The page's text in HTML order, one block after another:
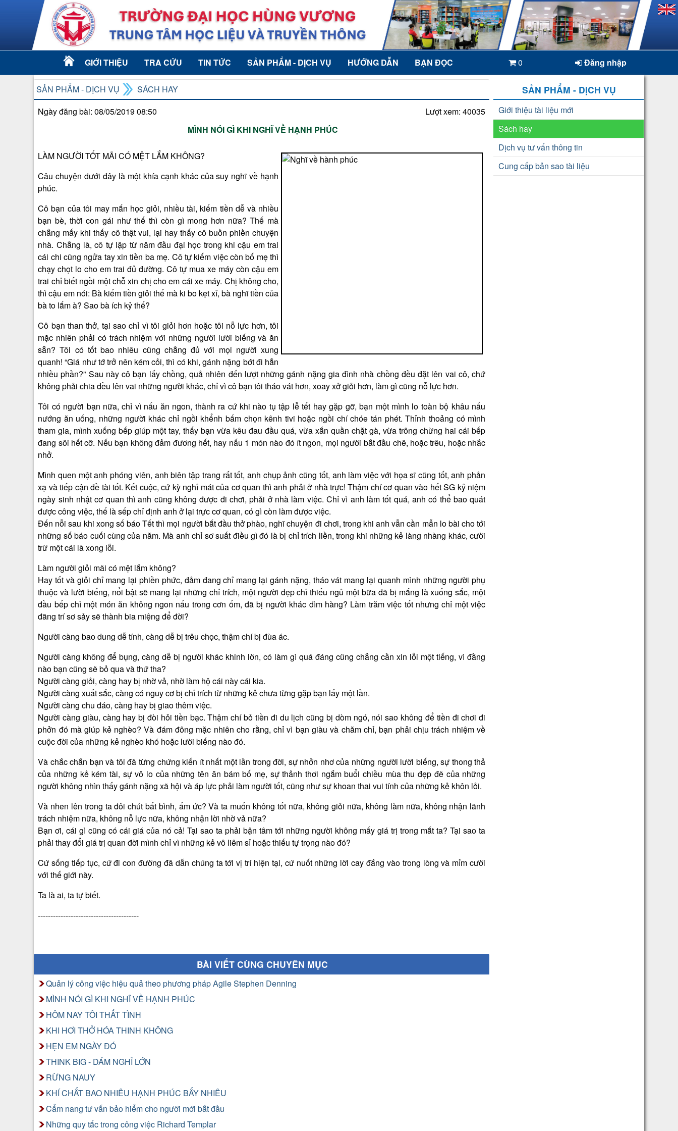
GIỚI THIỆU TRA CỨU TIN TỨC SẢN PHẨM - DỊCH VỤ HƯỚNG DẪN BẠN ĐỌC 0 Đăng nhập
SẢN PHẨM - DỊCH VỤ
SÁCH HAY
Ngày đăng bài: 08/05/2019 08:50
Lượt xem: 40035
MÌNH NÓI GÌ KHI NGHĨ VỀ HẠNH PHÚC
LÀM NGƯỜI TỐT MÃI CÓ MỆT LẮM KHÔNG?
Câu chuyện dưới đây là một khía cạnh khác của suy nghĩ về hạnh
phúc.
Cô bạn của tôi may mắn học giỏi, nhiều tài, kiếm tiền dễ và nhiều
bạn bè, thời con gái như thế thì còn gì mong hơn nữa? Thế mà
chẳng mấy khi thấy cô thật vui, lại hay thấy cô buồn phiền chuyện
nhà. Chẳng là, cô tự lập từ năm đầu đại học trong khi cậu em trai
cái chi cũng ngửa tay xin tiền ba mẹ. Cô tự kiếm việc còn bố mẹ thì
chạy chọt lo cho em trai đủ đường. Cô tự mua xe máy còn cậu em
trai chỉ biết ngồi một chỗ xin chị cho em cái xe máy. Chị không cho,
thì cậu em nói: Bà kiếm tiền giỏi thế mà ki bo kẹt xỉ, bà nghĩ tiền của
bà to lắm à? Sao bà ích kỷ thế?
Cô bạn than thở, tại sao chỉ vì tôi giỏi hơn hoặc tôi nỗ lực hơn, tôi
mặc nhiên phải có trách nhiệm với những người lười biếng và ăn
sẵn? Tôi có tốt bao nhiêu cũng chẳng đủ với mọi người xung
quanh! “Giá như tớ trở nên kém cỏi, thì có khi, gánh nặng bớt đi hẳn
nhiều phần?” Sau này cô bạn lấy chồng, quả nhiên đến lượt những gánh nặng gia đình nhà chồng đều đặt lên vai cô, chứ
không phải chia đều lên vai những người khác, chỉ vì cô bạn tôi tháo vát hơn, xoay xở giỏi hơn, làm gì cũng nỗ lực hơn.
Tôi có người bạn nữa, chỉ vì nấu ăn ngon, thành ra cứ khi nào tụ tập lễ tết hay gặp gỡ, bạn một mình lo toàn bộ khâu nấu
nướng ăn uống, những người khác chỉ ngồi khểnh bấm chọn kênh tivi hoặc ngồi chí chóe tán phét. Thỉnh thoảng có mình
tham gia, mình xuống bếp giúp một tay, thấy bạn vừa kêu đau đầu quá, vừa xắn quần chặt gà, vừa trông chừng hai cái bếp
đang sôi hết cỡ. Nếu bạn không đảm đương hết, hay nấu 1 món nào đó ít ngon, mọi người bắt đầu chê, hoặc trêu, hoặc nhắc
nhở.
Mình quen một anh phóng viên, anh biên tập trang rất tốt, anh chụp ảnh cũng tốt, anh làm việc với họa sĩ cũng tốt, anh phản
xạ và tiếp cận đề tài tốt. Kết cuộc, cứ kỳ nghỉ mát của cơ quan thì anh phải ở nhà trực! Thậm chí cơ quan vào hết SG kỷ niệm
ngày sinh nhật cơ quan thì anh cũng không được đi chơi, phải ở nhà làm việc. Chỉ vì anh làm tốt quá, anh có thể bao quát
được công việc, thế là sếp chỉ định anh ở lại trực cơ quan, có gì còn làm được việc.
Đến nỗi sau khi xong số báo Tết thì mọi người bắt đầu thở phào, nghĩ chuyện đi chơi, trong khi anh vẫn cần mẫn lo bài cho tới
những số báo cuối cùng của năm. Mà anh chỉ sơ suất điều gì đó là bị chỉ trích liền, trong khi những kẻ làng nhàng khác, cười
trừ một cái là xong lỗi.
Làm người giỏi mãi có mệt lắm không?
Hay tốt và giỏi chỉ mang lại phiền phức, đảm đang chỉ mang lại gánh nặng, tháo vát mang lại quanh mình những người phụ
thuộc và lười biếng, nổi bật sẽ mang lại những chỉ trích, một người đẹp chỉ thiếu ngủ một bữa đã bị mắng là xuống sắc, một
đầu bếp chỉ một món ăn không ngon nấu trong cơn ốm, đã bị người khác dìm hàng? Làm trăm việc tốt nhưng chỉ một việc
đãng trí sơ sảy sẽ thành bia miệng để đời?
Người càng bao dung dễ tính, càng dễ bị trêu chọc, thậm chí bị đùa ác.
Người càng không để bụng, càng dễ bị người khác khinh lờn, có làm gì quá đáng cũng chẳng cần xin lỗi một tiếng, vì đằng
nào bạn cũng sẽ bỏ qua và thứ tha?
Người càng giỏi, càng hay bị nhờ vả, nhờ làm hộ cái này cái kia.
Người càng xuất sắc, càng có nguy cơ bị chỉ trích từ những kẻ chưa từng gặp bạn lấy một lần.
Người càng chu đáo, càng hay bị giao thêm việc.
Người càng giàu, càng hay bị đòi hỏi tiền bạc. Thậm chí bỏ tiền đi du lịch cũng bị dòm ngó, nói sao không để tiền đi chơi đi
phởn đó mà giúp kẻ nghèo? Và đám đông mặc nhiên cho rằng, chỉ vì bạn giàu và chăm chỉ, bạn phải chịu trách nhiệm về
cuộc đời của những kẻ nghèo khó hoặc lười biếng nào đó.
Và chắc chắn bạn và tôi đã từng chứng kiến ít nhất một lần trong đời, sự nhởn nhơ của những người lười biếng, sự thong thả
của những kẻ kém tài, sự vô lo của những tên ăn bám bố mẹ, sự thảnh thơi ngắm buổi chiều mùa thu đẹp đẽ của những
người không nhìn thấy gánh nặng xã hội và áp lực phải làm người tốt, cũng như sự khoan thai vui tính của những kẻ khôn lỏi.
Và nhen lên trong ta đôi chút bất bình, ấm ức? Và ta muốn không tốt nữa, không giỏi nữa, không làm nữa, không nhận lãnh
trách nhiệm nữa, không nỗ lực nữa, không nhận lời nhờ vả nữa?
Bạn ơi, cái gì cũng có cái giá của nó cả! Tại sao ta phải bận tâm tới những người không mấy giá trị trong mắt ta? Tại sao ta
phải thay đổi giá trị quan đời mình chỉ vì những kẻ vô liêm sỉ hoặc thiếu tự trọng nào đó?
Cứ sống tiếp tục, cứ đi con đường đã dẫn chúng ta tới vị trí hiện tại, cứ nuốt những lời cay đắng vào trong lòng và mỉm cười
với thế giới này.
Ta là ai, ta tự biết.
----------------------------------------
BÀI VIẾT CÙNG CHUYÊN MỤC
Quản lý công việc hiệu quả theo phương pháp Agile Stephen Denning
MÌNH NÓI GÌ KHI NGHĨ VỀ HẠNH PHÚC
HÔM NAY TÔI THẤT TÌNH
KHI HƠI THỞ HÓA THINH KHÔNG
HẸN EM NGÀY ĐÓ
THINK BIG - DÁM NGHĨ LỚN
RỪNG NAUY
KHÍ CHẤT BAO NHIÊU HẠNH PHÚC BẤY NHIÊU
Cẩm nang tư vấn bảo hiểm cho người mới bắt đầu
Những quy tắc trong công việc Richard Templar
SẢN PHẨM - DỊCH VỤ
Giới thiệu tài liệu mới
Sách hay
Dịch vụ tư vấn thông tin
Cung cấp bản sao tài liệu